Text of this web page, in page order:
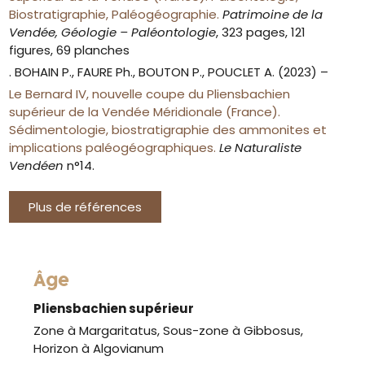
Biostratigraphie, Paléogéographie. Patrimoine de la
Vendée, Géologie – Paléontologie, 323 pages, 121
figures, 69 planches
. BOHAIN P., FAURE Ph., BOUTON P., POUCLET A. (2023) –
Le Bernard IV, nouvelle coupe du Pliensbachien
supérieur de la Vendée Méridionale (France).
Sédimentologie, biostratigraphie des ammonites et
implications paléogéographiques.Le Naturaliste
Vendéen n°14.
Plus de références
Âge
Pliensbachien supérieur
Zone à Margaritatus, Sous-zone à Gibbosus,
Horizon à Algovianum